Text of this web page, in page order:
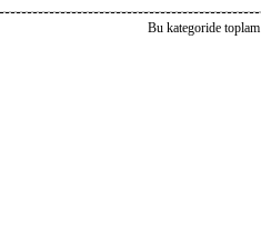
Bu kategoride toplam